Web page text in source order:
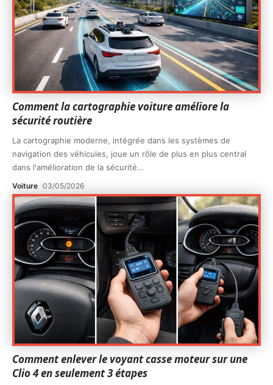
Comment la cartographie voiture améliore la
sécurité routière
La cartographie moderne, intégrée dans les systèmes de
navigation des véhicules, joue un rôle de plus en plus central
dans l'amélioration de la sécurité…
Voiture 03/05/2026
Comment enlever le voyant casse moteur sur une
Clio 4 en seulement 3 étapes